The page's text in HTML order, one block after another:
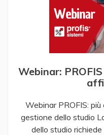
Webinar:
Webinar PROFIS:
gestione dello studio
dello studio